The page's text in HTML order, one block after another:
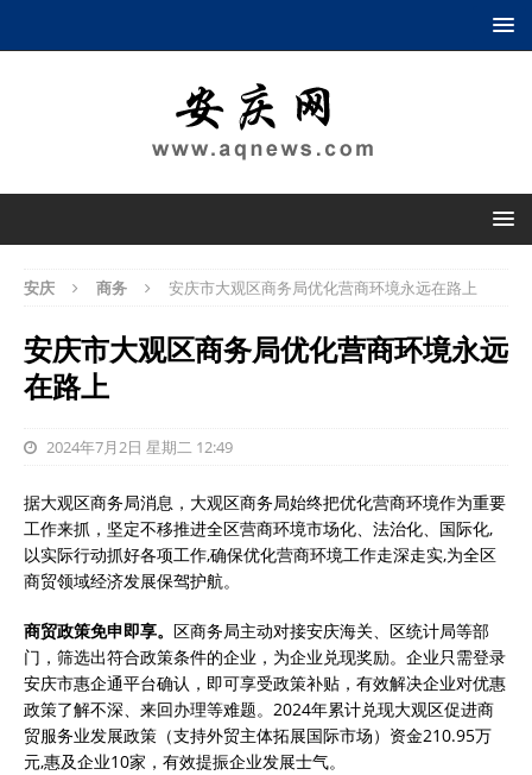
安庆 商务 安庆市大观区商务局优化营商环境永远在路上
安庆市大观区商务局优化营商环境永远
在路上
2024年7月2日 星期二 12:49
据大观区商务局消息，大观区商务局始终把优化营商环境作为重要
工作来抓，坚定不移推进全区营商环境市场化、法治化、国际化,
以实际行动抓好各项工作,确保优化营商环境工作走深走实,为全区
商贸领域经济发展保驾护航。
商贸政策免申即享。 区商务局主动对接安庆海关、区统计局等部
门，筛选出符合政策条件的企业，为企业兑现奖励。企业只需登录
安庆市惠企通平台确认，即可享受政策补贴，有效解决企业对优惠
政策了解不深、来回办理等难题。2024年累计兑现大观区促进商
贸服务业发展政策（支持外贸主体拓展国际市场）资金210.95万
元,惠及企业10家，有效提振企业发展士气。